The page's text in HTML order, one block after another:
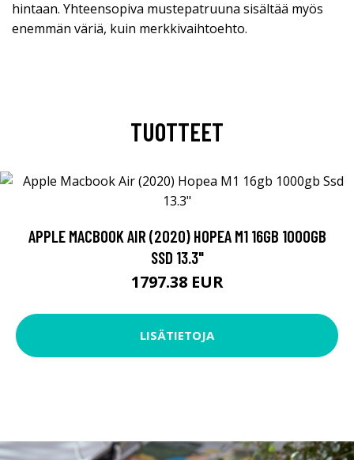
hintaan. Yhteensopiva mustepatruuna sisältää myös
enemmän väriä, kuin merkkivaihtoehto.
TUOTTEET
APPLE MACBOOK AIR (2020) HOPEA M1 16GB 1000GB
SSD 13.3"
1797.38 EUR
LISÄTIETOJA